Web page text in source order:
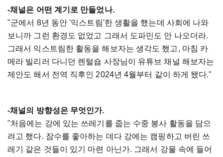
-채널은 어떤 계기로 만들었나.
"군에서 8년 동안 '익스트림'한 생활을 했는데 사회에 나와
보니까 그런 환경도 없었고 그래서 도파민도 안 나오더라.
그래서 익스트림한 활동을 해보자는 생각도 했고, 마침 카
메라 빌리러 다니던 렌털숍 사장님이 유튜브 채널 해보자는
제안도 해서 전역 직후인 2024년 4월부터 같이 하게 됐다."
-채널의 방향성은 무엇인가.
"처음에는 강에 있는 쓰레기를 줍는 수중 봉사 활동을 담으
려고 했다. 잠수를 좋아하는 데다 강에는 캠핑하고 버린 쓰
레기 같은 것들이 있기 마련 아닌가. 그래서 강물 속에 들어